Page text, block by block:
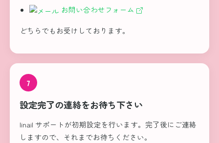
お問い合わせフォーム
どちらでもお受けしております。
7
設定完了の連絡をお待ち下さい
linail サポートが初期設定を行います。完了後にご連絡
しますので、それまでお待ちください。